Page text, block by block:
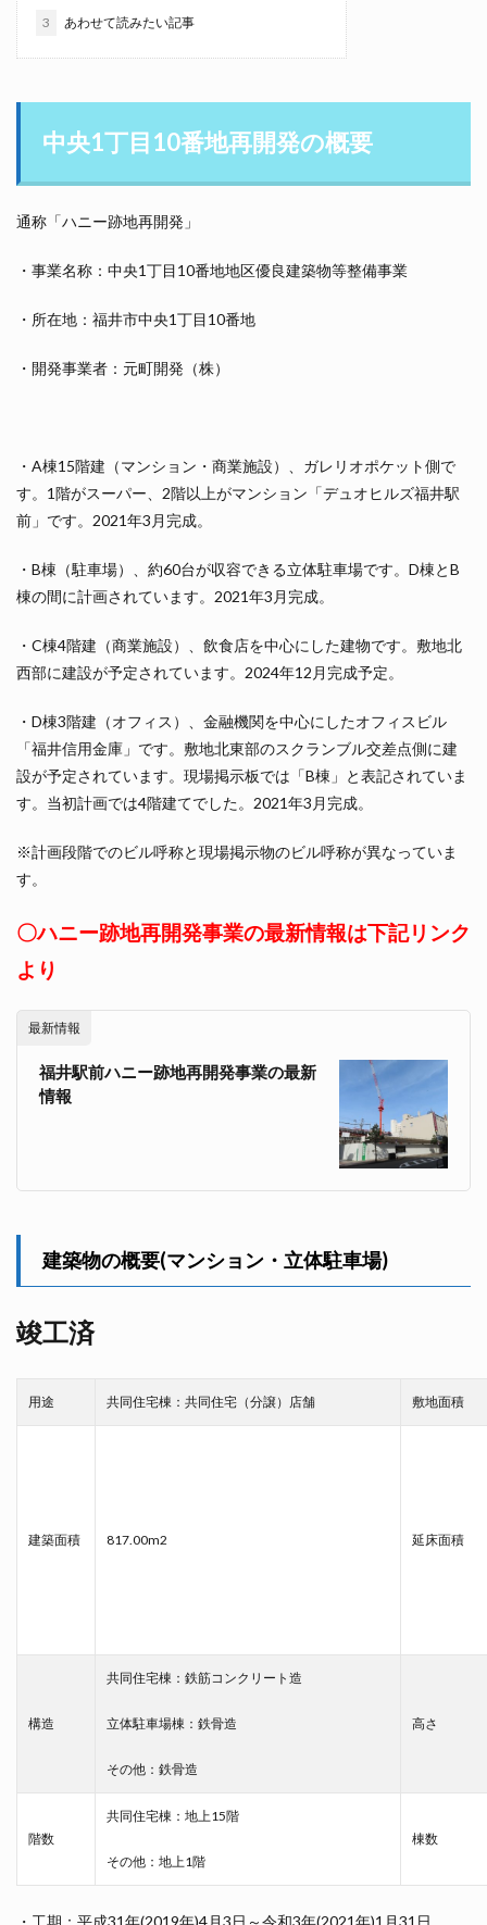
3 あわせて読みたい記事
中央1丁目10番地再開発の概要
通称「ハニー跡地再開発」
・事業名称：中央1丁目10番地地区優良建築物等整備事業
・所在地：福井市中央1丁目10番地
・開発事業者：元町開発（株）
・A棟15階建（マンション・商業施設）、ガレリオポケット側で
す。1階がスーパー、2階以上がマンション「デュオヒルズ福井駅
前」です。2021年3月完成。
・B棟（駐車場）、約60台が収容できる立体駐車場です。D棟とB
棟の間に計画されています。2021年3月完成。
・C棟4階建（商業施設）、飲食店を中心にした建物です。敷地北
西部に建設が予定されています。2024年12月完成予定。
・D棟3階建（オフィス）、金融機関を中心にしたオフィスビル
「福井信用金庫」です。敷地北東部のスクランブル交差点側に建
設が予定されています。現場掲示板では「B棟」と表記されていま
す。当初計画では4階建てでした。2021年3月完成。
※計画段階でのビル呼称と現場掲示物のビル呼称が異なっていま
す。
〇ハニー跡地再開発事業の最新情報は下記リンク
より
最新情報
福井駅前ハニー跡地再開発事業の最新
情報
建築物の概要(マンション・立体駐車場)
竣工済
用途 共同住宅棟：共同住宅（分譲）店舗 敷地面積
建築面積 817.00m2 延床面積
構造
共同住宅棟：鉄筋コンクリート造
立体駐車場棟：鉄骨造
その他：鉄骨造
高さ
階数
共同住宅棟：地上15階
その他：地上1階
棟数
・工期：平成31年(2019年)4月3日～令和3年(2021年)1月31日